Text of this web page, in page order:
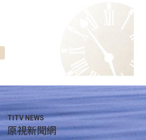
TITV NEWS
原視新聞網